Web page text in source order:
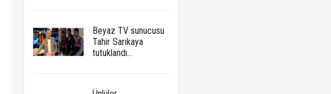
Beyaz TV sunucusu
Tahir Sarıkaya
tutuklandı...